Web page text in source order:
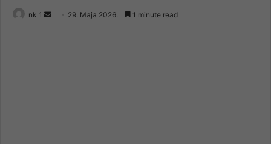
nk 1
Send 29. Maja 2026. 1 minute read